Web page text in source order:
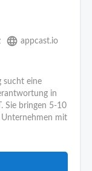
language appcast.io
sucht eine
in
Sie bringen 5-10
mit